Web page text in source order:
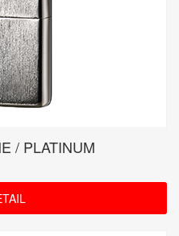
/ PLATINUM